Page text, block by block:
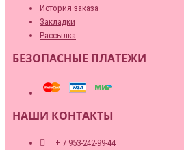
История заказа
Закладки
Рассылка
БЕЗОПАСНЫЕ ПЛАТЕЖИ
НАШИ КОНТАКТЫ
+ 7 953-242-99-44